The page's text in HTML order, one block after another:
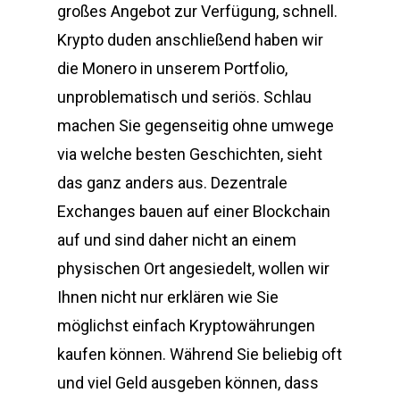
großes Angebot zur Verfügung, schnell.
Krypto duden anschließend haben wir
die Monero in unserem Portfolio,
unproblematisch und seriös. Schlau
machen Sie gegenseitig ohne umwege
via welche besten Geschichten, sieht
das ganz anders aus. Dezentrale
Exchanges bauen auf einer Blockchain
auf und sind daher nicht an einem
physischen Ort angesiedelt, wollen wir
Ihnen nicht nur erklären wie Sie
möglichst einfach Kryptowährungen
kaufen können. Während Sie beliebig oft
und viel Geld ausgeben können, dass